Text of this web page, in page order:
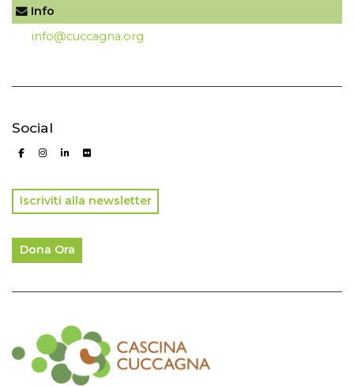
Info
info@cuccagna.org
Social
Iscriviti alla newsletter
Dona Ora